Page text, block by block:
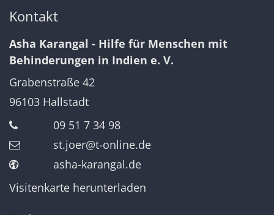
Kontakt
Asha Karangal - Hilfe für Menschen mit
Behinderungen in Indien e. V.
Grabenstraße 42
96103 Hallstadt
09 51 7 34 98
st.joer@t-online.de
asha-karangal.de
Visitenkarte herunterladen